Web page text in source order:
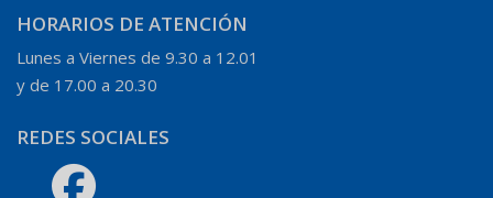
HORARIOS DE ATENCIÓN
Lunes a Viernes de 9.30 a 12.01
y de 17.00 a 20.30
REDES SOCIALES